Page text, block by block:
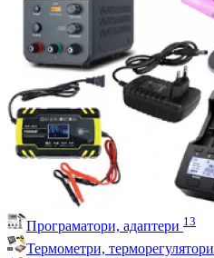
Програматори, адаптери 13
Термометри, терморегулятори